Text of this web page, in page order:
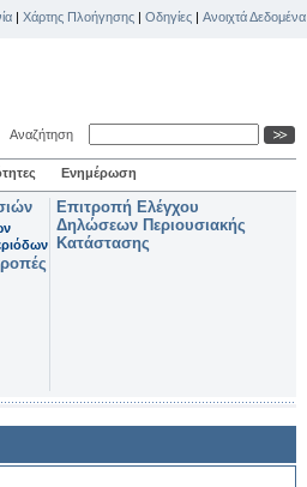
| Χάρτης Πλοήγησης | Οδηγίες | Ανοιχτά Δεδομένα
Αναζήτηση
Ενημέρωση
Επιτροπή Ελέγχου
Δηλώσεων Περιουσιακής
Κατάστασης